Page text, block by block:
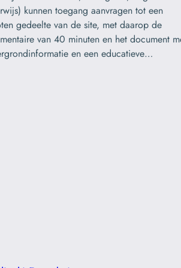
kunnen toegang aanvragen tot een
gedeelte van de site, met daarop de
van 40 minuten en het document
en een educatieve…